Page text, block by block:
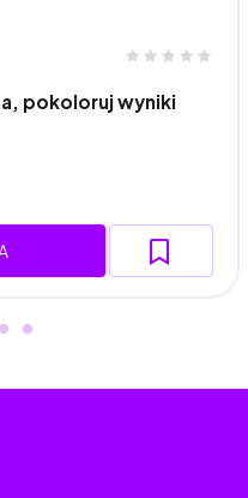
pokoloruj wyniki